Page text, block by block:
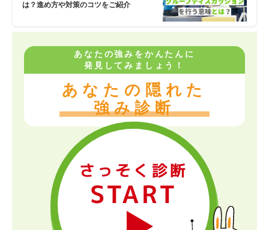
は？進め方や対策のコツをご紹介
あなたの強みをかんたんに
発見してみましょう！
あなたの隠れた
強み診断
さっそく診断
START